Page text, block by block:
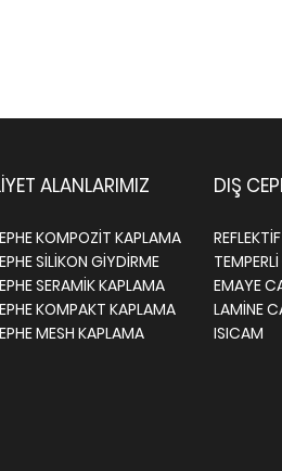
ALANLARIMIZ DIŞ
KOMPOZİT KAPLAMA
SİLİKON GİYDİRME
SERAMİK KAPLAMA
KOMPAKT KAPLAMA
MESH KAPLAMA
EMAYE
LAMİNE
ISICAM